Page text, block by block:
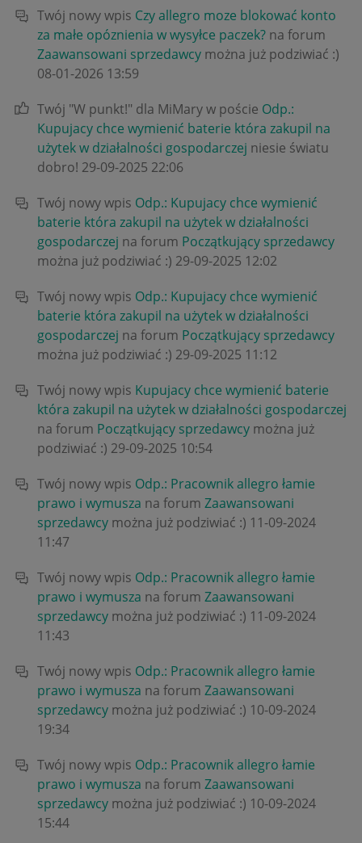
Twój nowy wpis Czy allegro moze blokować konto
za małe opóznienia w wysyłce paczek? na forum
Zaawansowani sprzedawcy można już podziwiać :)
‎08-01-2026 13:59
Twój "W punkt!" dla MiMary w poście Odp.:
Kupujacy chce wymienić baterie która zakupil na
użytek w działalności gospodarczej niesie światu
dobro! ‎29-09-2025 22:06
Twój nowy wpis Odp.: Kupujacy chce wymienić
baterie która zakupil na użytek w działalności
gospodarczej na forum Początkujący sprzedawcy
można już podziwiać :) ‎29-09-2025 12:02
Twój nowy wpis Odp.: Kupujacy chce wymienić
baterie która zakupil na użytek w działalności
gospodarczej na forum Początkujący sprzedawcy
można już podziwiać :) ‎29-09-2025 11:12
Twój nowy wpis Kupujacy chce wymienić baterie
która zakupil na użytek w działalności gospodarczej
na forum Początkujący sprzedawcy można już
podziwiać :) ‎29-09-2025 10:54
Twój nowy wpis Odp.: Pracownik allegro łamie
prawo i wymusza na forum Zaawansowani
sprzedawcy można już podziwiać :) ‎11-09-2024
11:47
Twój nowy wpis Odp.: Pracownik allegro łamie
prawo i wymusza na forum Zaawansowani
sprzedawcy można już podziwiać :) ‎11-09-2024
11:43
Twój nowy wpis Odp.: Pracownik allegro łamie
prawo i wymusza na forum Zaawansowani
sprzedawcy można już podziwiać :) ‎10-09-2024
19:34
Twój nowy wpis Odp.: Pracownik allegro łamie
prawo i wymusza na forum Zaawansowani
sprzedawcy można już podziwiać :) ‎10-09-2024
15:44